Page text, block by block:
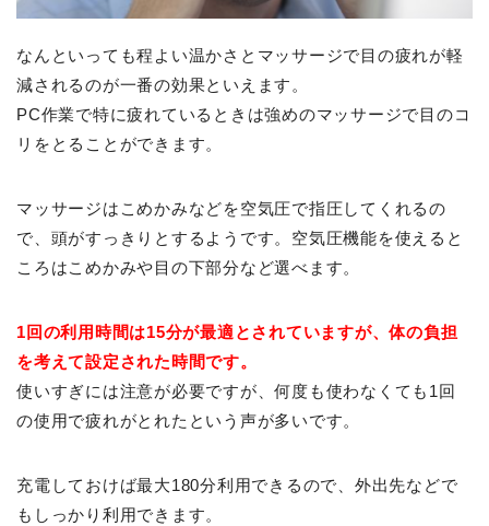
なんといっても程よい温かさとマッサージで目の疲れが軽
減されるのが一番の効果といえます。
PC作業で特に疲れているときは強めのマッサージで目のコ
リをとることができます。
マッサージはこめかみなどを空気圧で指圧してくれるの
で、頭がすっきりとするようです。空気圧機能を使えると
ころはこめかみや目の下部分など選べます。
1回の利用時間は15分が最適とされていますが、体の負担
を考えて設定された時間です。
使いすぎには注意が必要ですが、何度も使わなくても1回
の使用で疲れがとれたという声が多いです。
充電しておけば最大180分利用できるので、外出先などで
もしっかり利用できます。